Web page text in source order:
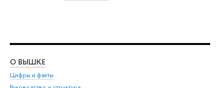
О ВЫШКЕ
Цифры и факты